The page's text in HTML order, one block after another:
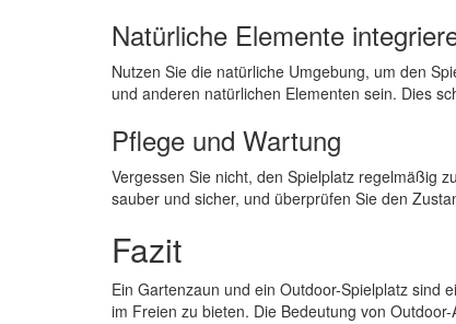
Natürliche Elemente
Nutzen Sie die natürliche Umgebung, um den
und anderen natürlichen Elementen sein. Dies
Pflege und Wartung
Vergessen Sie nicht, den Spielplatz regelmäßig
sauber und sicher, und überprüfen Sie den
Fazit
Ein Gartenzaun und ein Outdoor-Spielplatz sind
im Freien zu bieten. Die Bedeutung von